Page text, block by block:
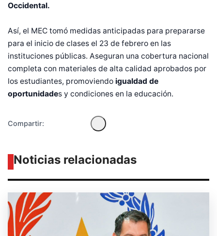
Occidental.
Así, el MEC tomó medidas anticipadas para prepararse
para el inicio de clases el 23 de febrero en las
instituciones públicas. Aseguran una cobertura nacional
completa con materiales de alta calidad aprobados por
los estudiantes, promoviendo igualdad de
oportunidades y condiciones en la educación.
Compartir:
Diseñado por Shiro
Noticias relacionadas